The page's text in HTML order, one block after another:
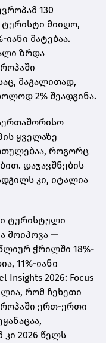
130
მიიღო,
მატებაა.
ზრდა
მაგალითად,
2% შეადგინა.
ყველაზე
როგორც
დაჯავშნების
კი, იტალია
ტურისტული
მოიპოვა —
ჭრილში 18%-
11%-იანი
2026: Focus
რომ ჩეხეთი
ერთ-ერთი
2026 წელს